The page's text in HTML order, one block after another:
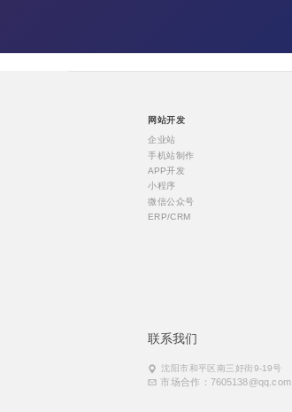
网站开发
企业站
手机站制作
APP开发
小程序
微信公众号
ERP/CRM
联系我们
沈阳市和平区南三好街9-19号
市场合作：7605138@qq.com